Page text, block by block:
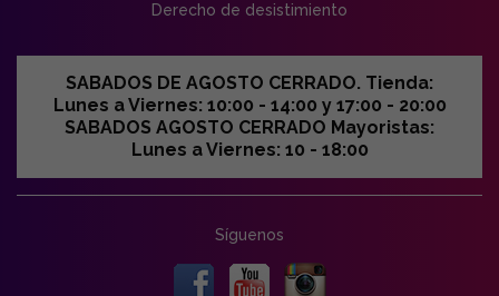
Derecho de desistimiento
SABADOS DE AGOSTO CERRADO. Tienda:
Lunes a Viernes: 10:00 - 14:00 y 17:00 - 20:00
SABADOS AGOSTO CERRADO Mayoristas:
Lunes a Viernes: 10 - 18:00
Síguenos